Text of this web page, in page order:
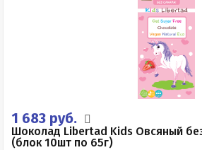
1 683 руб.
Шоколад Libertad Kids Овсяный
(блок 10шт по 65г)